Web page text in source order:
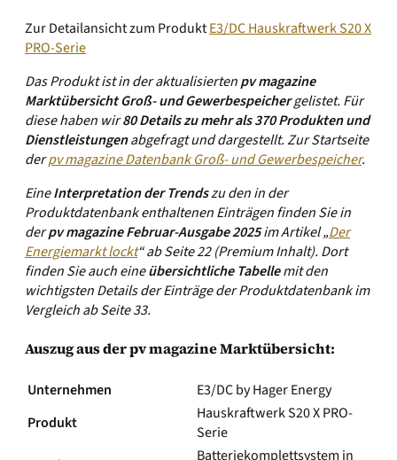
Zur Detailansicht zum ProduktE3/DC Hauskraftwerk S20 X
PRO-Serie
Das Produkt ist in der aktualisiertenpv magazine
Marktübersicht Groß- und Gewerbespeichergelistet. Für
diese haben wir80 Details zu mehr als 370 Produkten und
Dienstleistungenabgefragt und dargestellt.Zur Startseite
derpv magazine Datenbank Groß- und Gewerbespeicher.
EineInterpretation der Trendszu den in der
Produktdatenbank enthaltenen Einträgen finden Sie in
derpv magazineFebruar-Ausgabe 2025im Artikel „Der
Energiemarkt lockt“ ab Seite 22 (Premium Inhalt). Dort
finden Sie auch eineübersichtliche Tabellemit den
wichtigsten Details der Einträge der Produktdatenbank im
Vergleich ab Seite 33.
Auszug aus der pv magazine Marktübersicht:
Unternehmen
E3/DC by Hager Energy
Produkt
Hauskraftwerk S20 X PRO-
Serie
Batteriekomplettsystem in